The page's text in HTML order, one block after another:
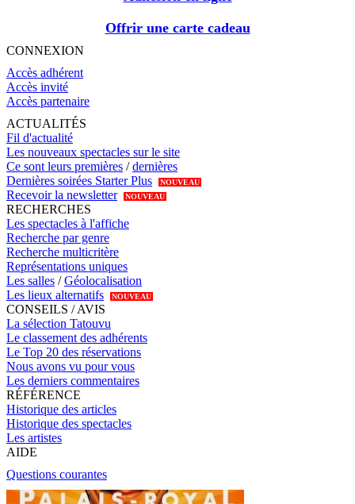
Offrir une carte cadeau
CONNEXION
Accès adhérent
Accès invité
Accès partenaire
ACTUALITÉS
Fil d'actualité
Les nouveaux spectacles sur le site
Ce sont leurs premières /dernières
Dernières soirées Starter Plus
NOUVEAU
Recevoir la newsletter NOUVEAU
RECHERCHES
Les spectacles à l'affiche
Recherche par genre
Recherche multicritère
Représentations uniques
Les salles /Géolocalisation
Les lieux alternatifs
NOUVEAU
CONSEILS / AVIS
La sélection Tatouvu
Le classement des adhérents
Le Top 20 des réservations
Nous avons vu pour vous
Les derniers commentaires
RÉFÉRENCE
Historique des articles
Historique des spectacles
Les artistes
AIDE
Questions courantes